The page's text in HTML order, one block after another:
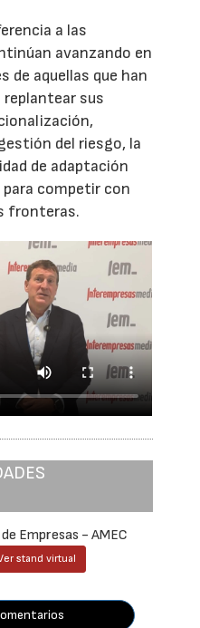
a las
avanzando en
de aquellas que han
sus
del riesgo, la
de adaptación
competir con
fronteras.
Empresas - AMEC
stand virtual